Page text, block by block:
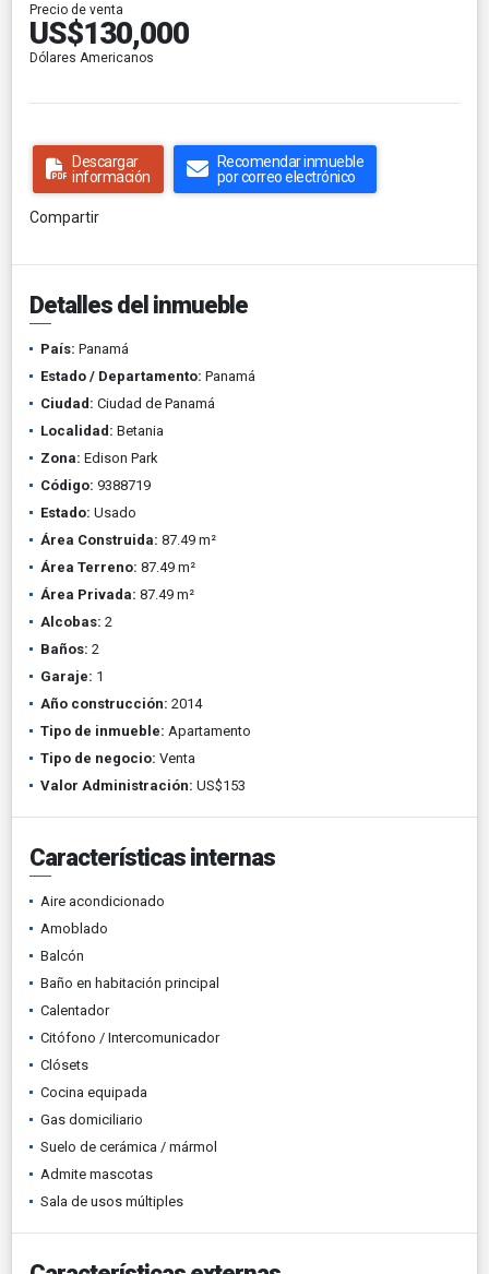
Precio de venta
US$130,000
Dólares Americanos
Descargar
información
Recomendar inmueble
por correo electrónico
Compartir
Detalles del inmueble
País: Panamá
Estado / Departamento: Panamá
Ciudad: Ciudad de Panamá
Localidad: Betania
Zona: Edison Park
Código: 9388719
Estado: Usado
Área Construida: 87.49 m²
Área Terreno: 87.49 m²
Área Privada: 87.49 m²
Alcobas: 2
Baños: 2
Garaje: 1
Año construcción: 2014
Tipo de inmueble: Apartamento
Tipo de negocio: Venta
Valor Administración: US$153
Características internas
Aire acondicionado
Amoblado
Balcón
Baño en habitación principal
Calentador
Citófono / Intercomunicador
Clósets
Cocina equipada
Gas domiciliario
Suelo de cerámica / mármol
Admite mascotas
Sala de usos múltiples